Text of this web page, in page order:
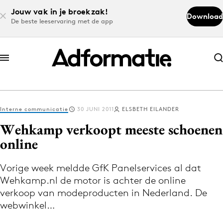
Jouw vak in je broekzak!
De beste leeservaring met de app
Download
Abonneer nu
Abonneer nu
Log in
Volg het laatste nieuws via de Adformatie
Nieuws app
Interne communicatie 30 JUNI 2011 ELSBETH EILANDER
Wehkamp verkoopt meeste schoenen
online
Vorige week meldde GfK Panelservices al dat
Wehkamp.nl de motor is achter de online
verkoop van modeproducten in Nederland. De
webwinkel…